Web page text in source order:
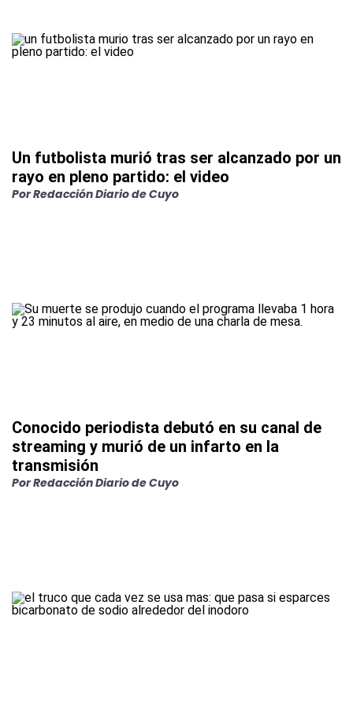
Un futbolista murió tras ser alcanzado por un
rayo en pleno partido: el video
PorRedacción Diario de Cuyo
Conocido periodista debutó en su canal de
streaming y murió de un infarto en la
transmisión
PorRedacción Diario de Cuyo